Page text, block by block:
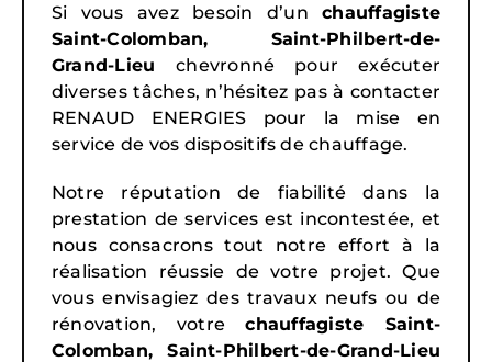
Si vous avez besoin d’unchauffagiste
Saint-Colomban, Saint-Philbert-de-
Grand-Lieuchevronné pour exécuter
diverses tâches, n’hésitez pas à contacter
RENAUD ENERGIES pour la mise en
service de vos dispositifs de chauffage.
Notre réputation de fiabilité dans la
prestation de services est incontestée, et
nous consacrons tout notre effort à la
réalisation réussie de votre projet. Que
vous envisagiez des travaux neufs ou de
rénovation, votrechauffagiste Saint-
Colomban, Saint-Philbert-de-Grand-Lieu